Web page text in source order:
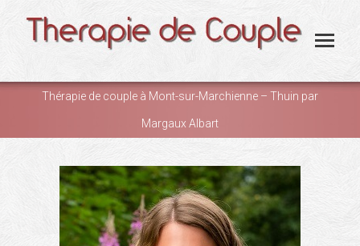
Thérapie de couple à Mont-sur-Marchienne – Thuin par
Margaux Albart